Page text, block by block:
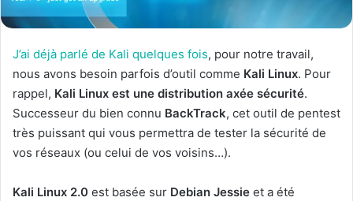
J’ai déjà parlé de Kali quelques fois, pour notre travail,
nous avons besoin parfois d’outil comme Kali Linux. Pour
rappel, Kali Linux est une distribution axée sécurité.
Successeur du bien connu BackTrack, cet outil de pentest
très puissant qui vous permettra de tester la sécurité de
vos réseaux (ou celui de vos voisins…).
Kali Linux 2.0 est basée sur Debian Jessie et a été